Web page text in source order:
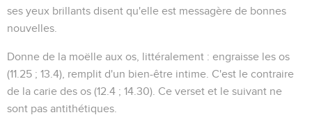
ses yeux brillants disent qu'elle est messagère de bonnes
nouvelles.
Donne de la moëlle aux os , littéralement : engraisse les os
(11.25 ; 13.4), remplit d'un bien-être intime. C'est le contraire
de la carie des os (12.4 ; 14.30). Ce verset et le suivant ne
sont pas antithétiques.